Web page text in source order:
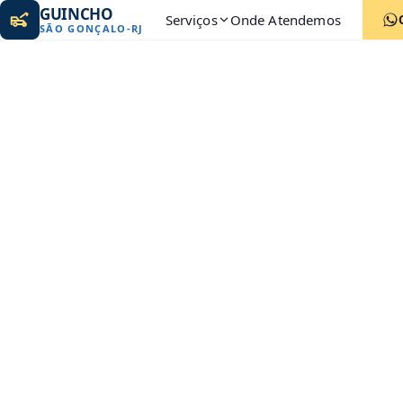
GUINCHO
SÃO GONÇALO -RJ Serviços Onde Atendemos